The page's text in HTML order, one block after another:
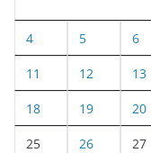
4 5 6
11 12 13
18 19 20
25 26 27